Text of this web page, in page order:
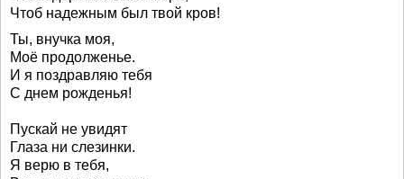
Чтоб надежным был твой кров!
Ты, внучка моя,
Моё продолженье.
И я поздравляю тебя
С днем рожденья!
Пускай не увидят
Глаза ни слезинки.
Я верю в тебя,